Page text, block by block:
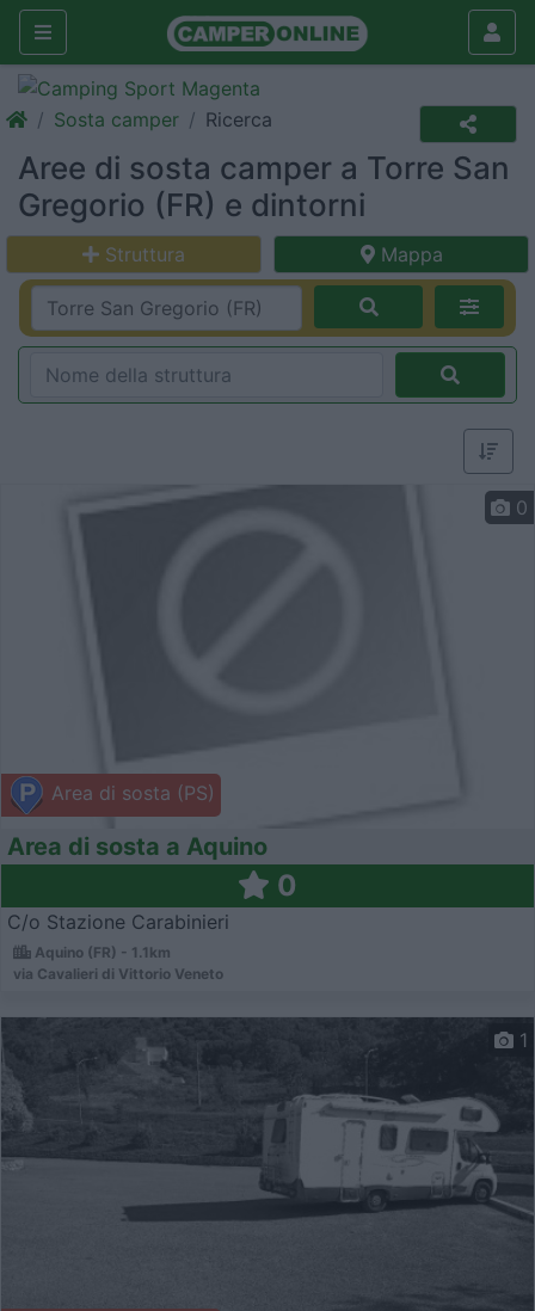
Sosta camper Ricerca
Aree di sosta camper a Torre San
Gregorio (FR) e dintorni
Struttura Mappa
Area di sosta (PS)
0
Area di sosta a Aquino
0
C/o Stazione Carabinieri
Aquino (FR) - 1.1km
via Cavalieri di Vittorio Veneto
1